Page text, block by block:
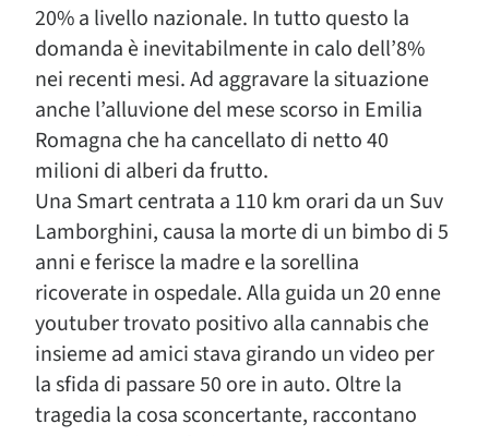
20% a livello nazionale. In tutto questo la
domanda è inevitabilmente in calo dell’8%
nei recenti mesi. Ad aggravare la situazione
anche l’alluvione del mese scorso in Emilia
Romagna che ha cancellato di netto 40
milioni di alberi da frutto.
Una Smart centrata a 110 km orari da un Suv
Lamborghini, causa la morte di un bimbo di 5
anni e ferisce la madre e la sorellina
ricoverate in ospedale. Alla guida un 20 enne
youtuber trovato positivo alla cannabis che
insieme ad amici stava girando un video per
la sfida di passare 50 ore in auto. Oltre la
tragedia la cosa sconcertante, raccontano